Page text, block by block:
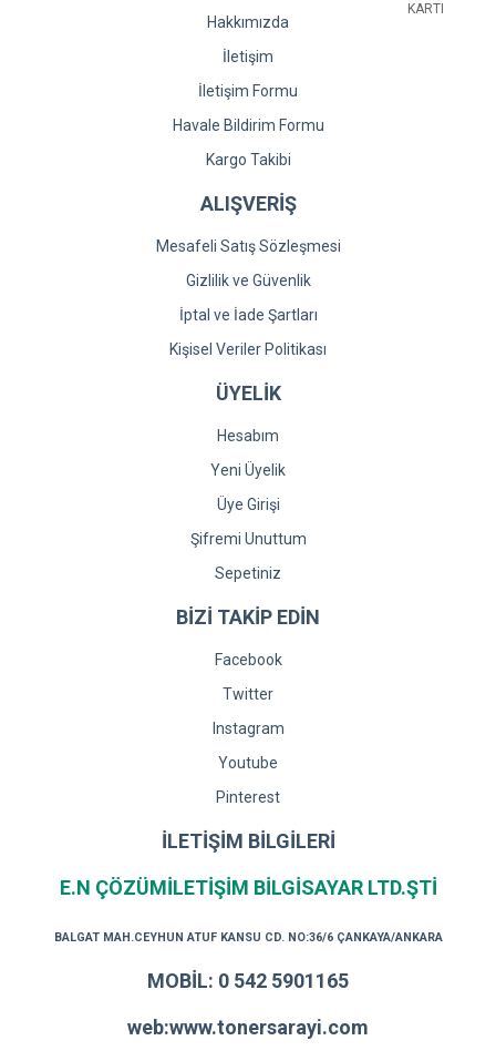
Hakkımızda
İletişim
İletişim Formu
Havale Bildirim Formu
Kargo Takibi
ALIŞVERİŞ
Mesafeli Satış Sözleşmesi
Gizlilik ve Güvenlik
İptal ve İade Şartları
Kişisel Veriler Politikası
ÜYELİK
Hesabım
Yeni Üyelik
Üye Girişi
Şifremi Unuttum
Sepetiniz
BİZİ TAKİP EDİN
Facebook
Twitter
Instagram
Youtube
Pinterest
İLETİŞİM BİLGİLERİ
E.N ÇÖZÜMİLETİŞİM BİLGİSAYAR LTD.ŞTİ
BALGAT MAH.CEYHUN ATUF KANSU CD. NO:36/6 ÇANKAYA/ANKARA
MOBİL: 0 542 5901165
web:www.tonersarayi.com